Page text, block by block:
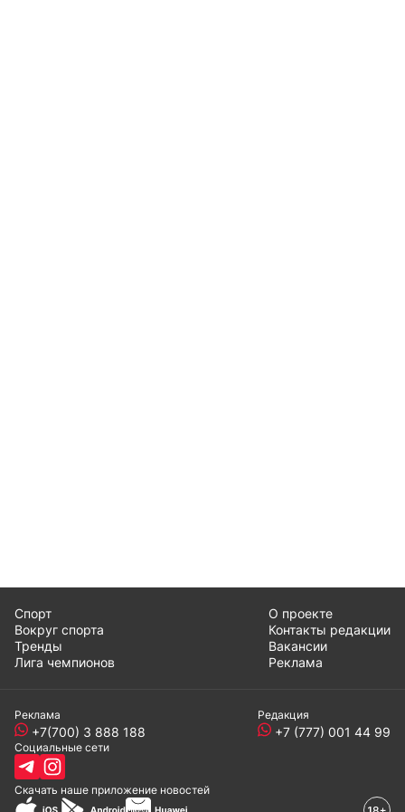
Спорт
Вокруг спорта
Тренды
Лига чемпионов
О проекте
Контакты редакции
Вакансии
Реклама
Реклама
+7(700) 3 888 188
Редакция
+7 (777) 001 44 99
Социальные сети
Скачать наше приложение новостей